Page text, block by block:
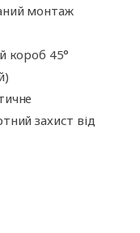
монтаж
короб 45°
захист від